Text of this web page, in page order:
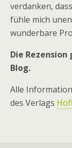
verdanken,
fühle mich
wunderbare
Die
Blog.
Alle
des Verlags